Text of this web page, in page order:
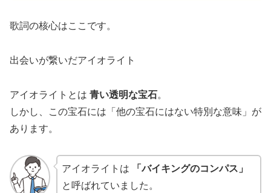
歌詞の核心はここです。
出会いが繋いだアイオライト
アイオライトとは 青い透明な宝石。
しかし、この宝石には「他の宝石にはない特別な意味」が
あります。
アイオライトは
「バイキングのコンパス」
と呼ばれていました。